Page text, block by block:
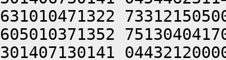
631010471322
605010371352
301407130141